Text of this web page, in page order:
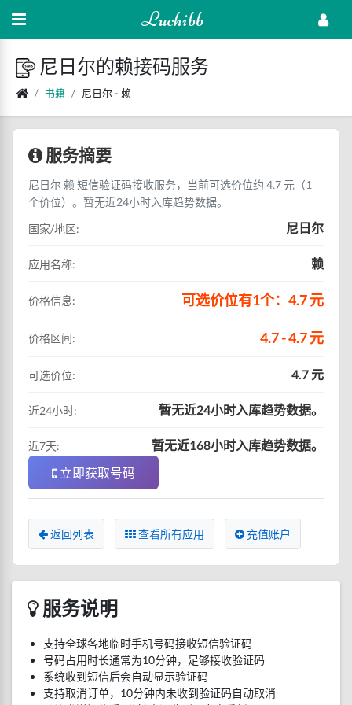
Luchibb
尼日尔的赖接码服务
书籍 尼日尔 - 赖
服务摘要
尼日尔 赖 短信验证码接收服务，当前可选价位约 4.7 元（1
个价位）。暂无近24小时入库趋势数据。
国家/地区:
尼日尔
应用名称: 赖
价格信息: 可选价位有1个：4.7 元
价格区间: 4.7 - 4.7 元
可选价位: 4.7 元
近24小时: 暂无近24小时入库趋势数据。
近7天:
暂无近168小时入库趋势数据。
立即获取号码
返回列表 查看所有应用 充值账户
服务说明
支持全球各地临时手机号码接收短信验证码
号码占用时长通常为10分钟，足够接收验证码
系统收到短信后会自动显示验证码
支持取消订单，10分钟内未收到验证码自动取消